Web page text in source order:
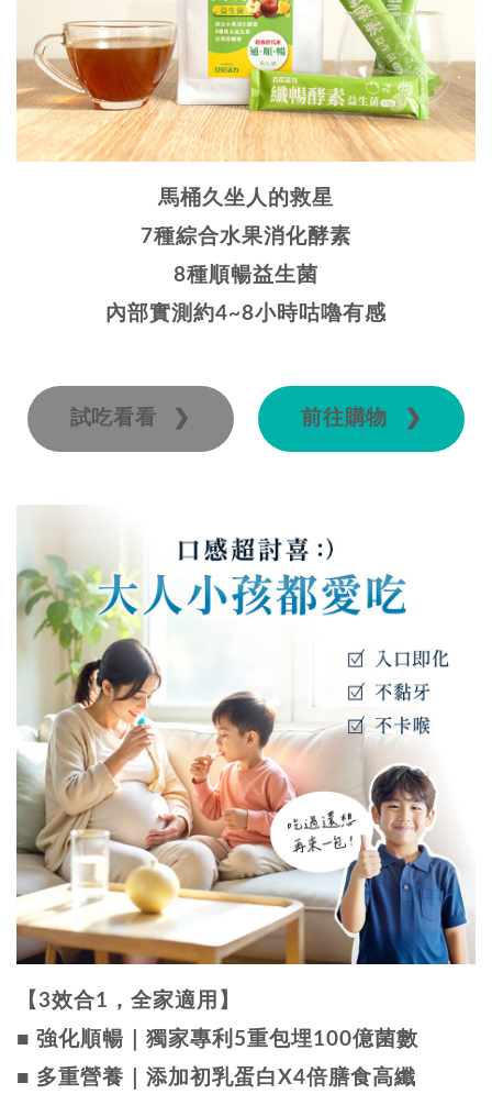
馬桶久坐人的救星
7種綜合水果消化酵素
8種順暢益生菌
內部實測約4~8小時咕嚕有感
試吃看看 ❯ 前往購物 ❯
【3效合1，全家適用】
■ 強化順暢｜獨家專利5重包埋100億菌數
■ 多重營養｜添加初乳蛋白X4倍膳食高纖